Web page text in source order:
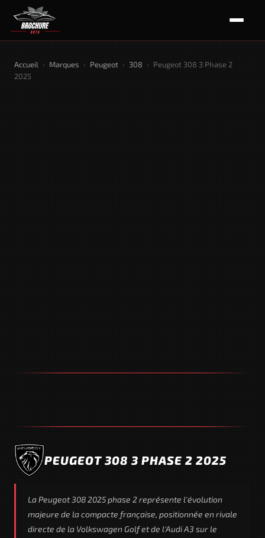
Accueil › Marques › Peugeot › 308 › Peugeot 308 3 Phase 2
2025
PEUGEOT 308 3 PHASE 2 2025
La Peugeot 308 2025 phase 2 représente l'évolution
majeure de la compacte française, positionnée en rivale
directe de la Volkswagen Golf et de l'Audi A3 sur le